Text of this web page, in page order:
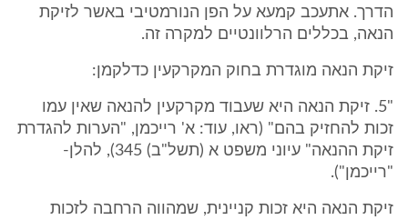
הדרך. אתעכב קמעא על הפן הנורמטיבי באשר לזיקת
הנאה, בכללים הרלוונטיים למקרה זה.
זיקת הנאה מוגדרת בחוק המקרקעין כדלקמן:
"5. זיקת הנאה היא שעבוד מקרקעין להנאה שאין עמו
זכות להחזיק בהם" (ראו, עוד: א' רייכמן, "הערות להגדרת
זיקת ההנאה" עיוני משפט א (תשל"ב) 345), להלן-
"רייכמן").
זיקת הנאה היא זכות קניינית, שמהווה הרחבה לזכות